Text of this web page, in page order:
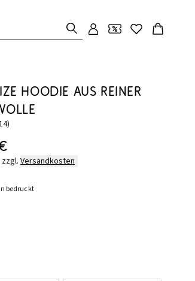
Hoodie aus reiner
)
Versandkosten
bedruckt